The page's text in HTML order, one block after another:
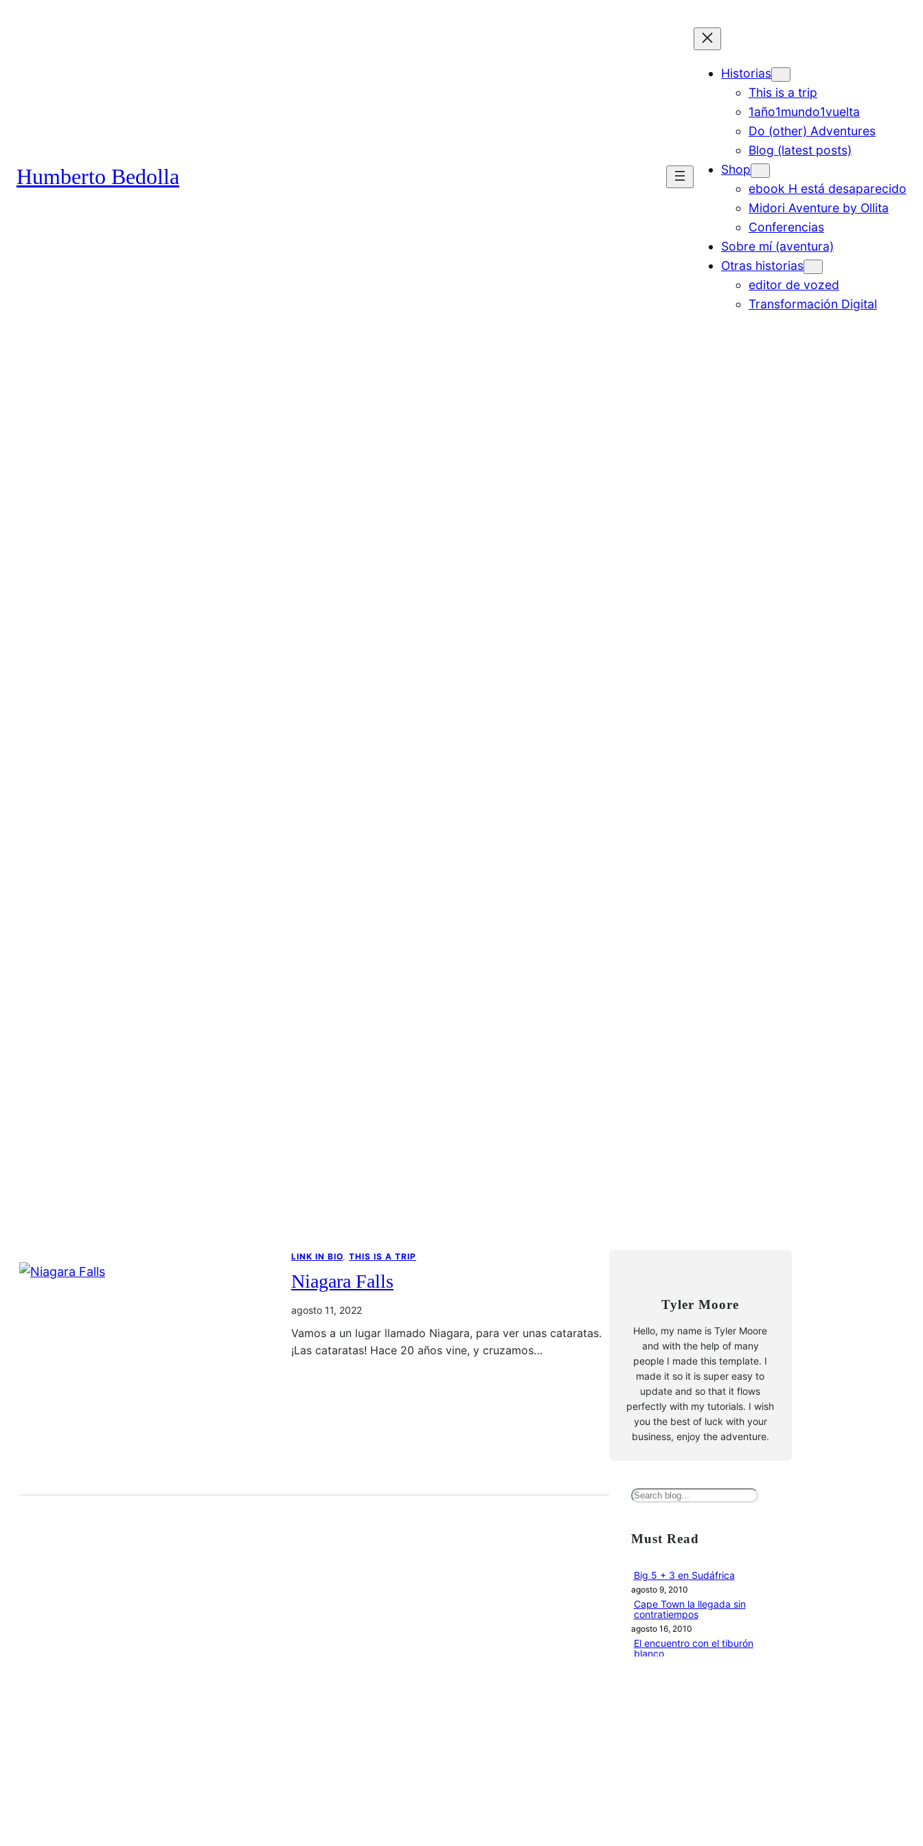
Humberto Bedolla
Historias
This is a trip
1año1mundo1vuelta
Do (other) Adventures
Blog (latest posts)
Shop
ebook H está desaparecido
Midori Aventure by Ollita
Conferencias
Sobre mí (aventura)
Otras historias
editor de vozed
Transformación Digital
LINK IN BIO, THIS IS A TRIP
Niagara Falls
agosto 11, 2022
Vamos a un lugar llamado Niagara, para ver unas cataratas.
¡Las cataratas! Hace 20 años vine, y cruzamos…
Tyler Moore
Hello, my name is Tyler Moore
and with the help of many
people I made this template. I
made it so it is super easy to
update and so that it flows
perfectly with my tutorials. I wish
you the best of luck with your
business, enjoy the adventure.
B
s
a
r
Must Read
Big 5 + 3 en Sudáfrica
agosto 9, 2010
Cape Town la llegada sin
contratiempos
agosto 16, 2010
El encuentro con el tiburón
blanco